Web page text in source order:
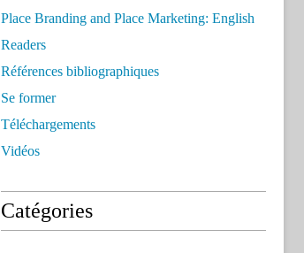
Place Branding and Place Marketing: English
Readers
Références bibliographiques
Se former
Téléchargements
Vidéos
Catégories